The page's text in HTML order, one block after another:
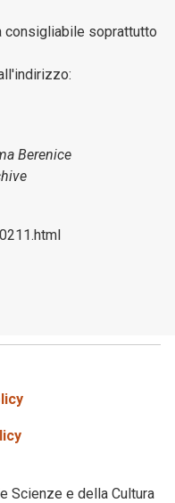
consigliabile soprattutto
Berenice
Scienze e della Cultura